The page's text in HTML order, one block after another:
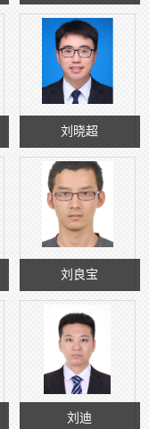
刘晓超
刘良宝
刘迪